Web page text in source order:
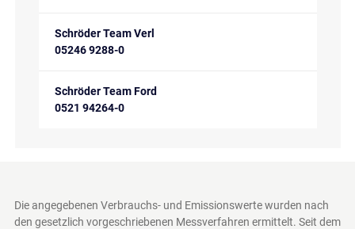
Schröder Team Verl
05246 9288-0
Schröder Team Ford
0521 94264-0
Die angegebenen Verbrauchs- und Emissionswerte wurden nach
den gesetzlich vorgeschriebenen Messverfahren ermittelt. Seit dem